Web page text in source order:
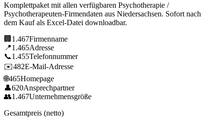
Komplettpaket mit allen verfügbaren Psychotherapie /
Psychotherapeuten-Firmendaten aus Niedersachsen. Sofort nach
dem Kauf als Excel-Datei downloadbar.
🏢 1.467Firmenname
📍1.465Adresse
📞1.455Telefonnummer
✉️482E-Mail-Adresse
🌐465Homepage
👤620Ansprechpartner
👥1.467Unternehmensgröße
Gesamtpreis (netto)